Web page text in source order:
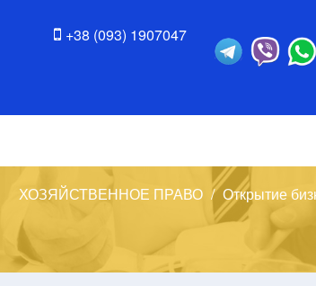
+38 (093) 1907047
ХОЗЯЙСТВЕННОЕ ПРАВО Открытие